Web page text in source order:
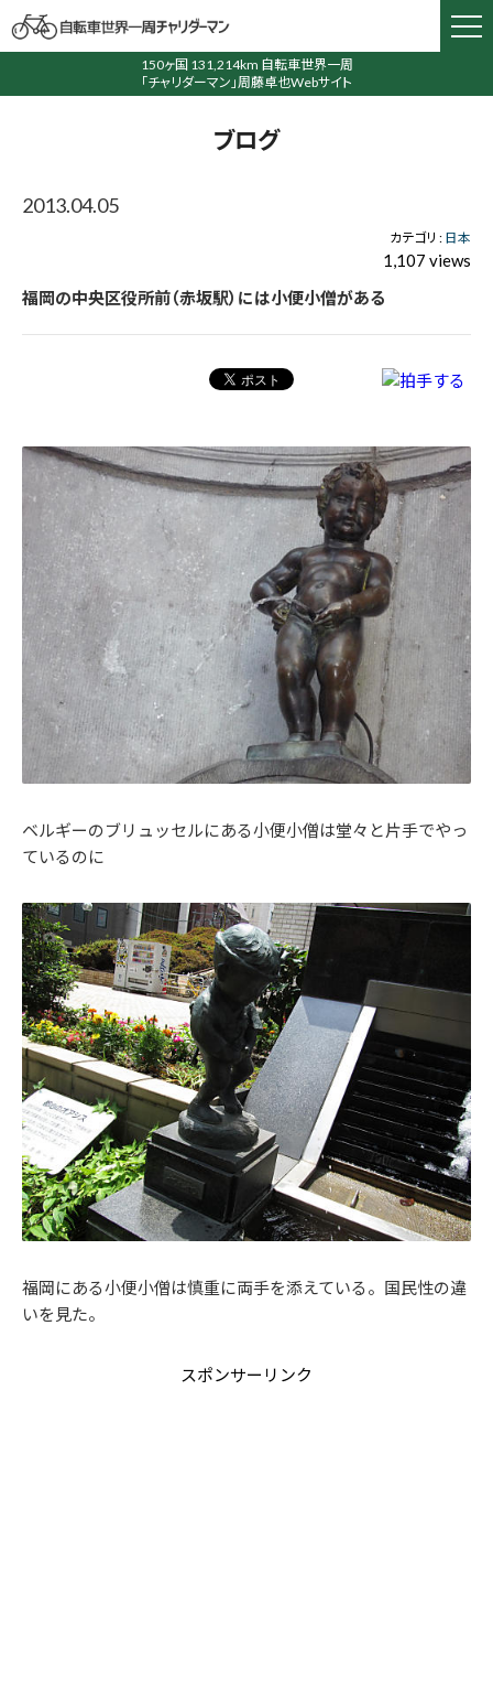
150ヶ国 131,214km 自転車世界一周
「チャリダーマン」周藤卓也Webサイト
ブログ
2013.04.05
カテゴリ : 日本
1,107 views
福岡の中央区役所前（赤坂駅）には小便小僧がある
ベルギーのブリュッセルにある小便小僧は堂々と片手でやっ
ているのに
福岡にある小便小僧は慎重に両手を添えている。国民性の違
いを見た。
スポンサーリンク